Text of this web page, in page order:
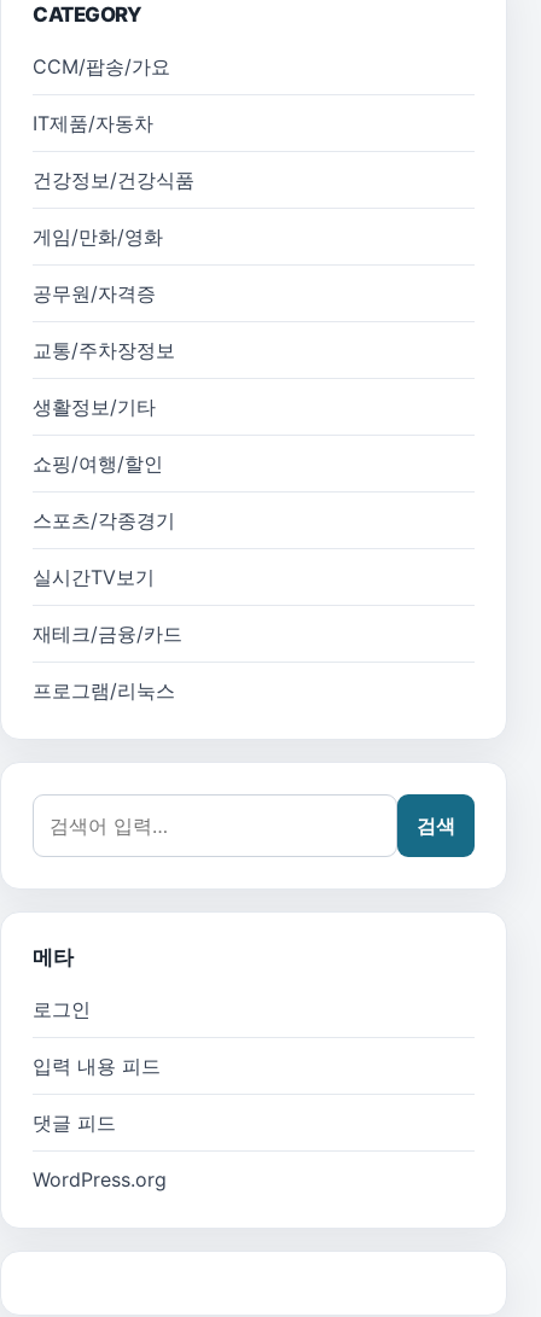
CATEGORY
CCM/팝송/가요
IT제품/자동차
건강정보/건강식품
게임/만화/영화
공무원/자격증
교통/주차장정보
생활정보/기타
쇼핑/여행/할인
스포츠/각종경기
실시간TV보기
재테크/금융/카드
프로그램/리눅스
검색어:
검색
메타
로그인
입력 내용 피드
댓글 피드
WordPress.org